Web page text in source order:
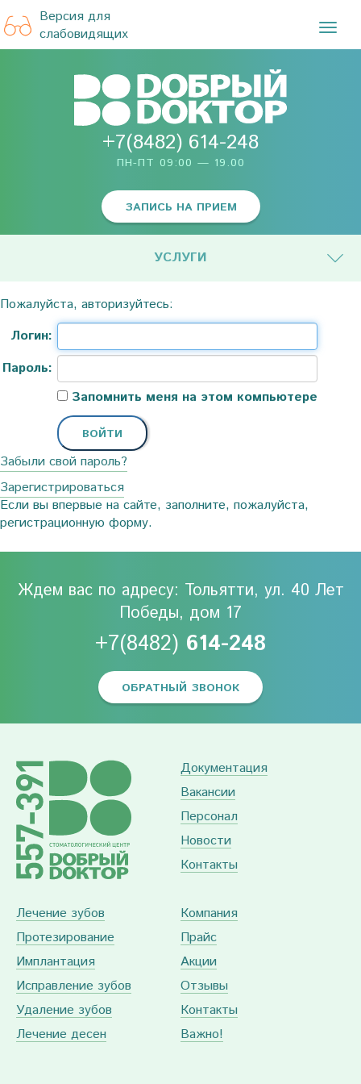
Версия для
слабовидящих
+7(8482) 614-248
ПН-ПТ 09:00 — 19.00
ЗАПИСЬ НА ПРИЕМ
УСЛУГИ
Пожалуйста, авторизуйтесь:
Логин:
Пароль:
Запомнить меня на этом компьютере
Забыли свой пароль?
Зарегистрироваться
Если вы впервые на сайте, заполните, пожалуйста,
регистрационную форму.
Ждем вас по адресу: Тольятти, ул. 40 Лет
Победы, дом 17
+7(8482) 614-248
ОБРАТНЫЙ ЗВОНОК
Документация
Вакансии
Персонал
Новости
Контакты
Лечение зубов
Протезирование
Имплантация
Исправление зубов
Удаление зубов
Лечение десен
Компания
Прайс
Акции
Отзывы
Контакты
Важно!